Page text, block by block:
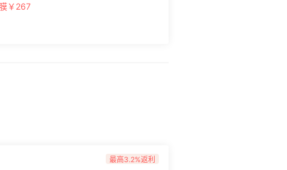
￥267
最高3.2%返利